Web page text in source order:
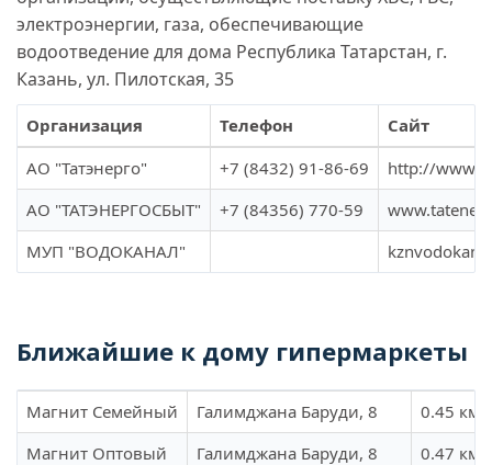
электроэнергии, газа, обеспечивающие
водоотведение для дома Республика Татарстан, г.
Казань, ул. Пилотская, 35
Организация Телефон
Сайт
АО "Татэнерго"
+7 (8432) 91-86-69
http://
АО "ТАТЭНЕРГОСБЫТ"
+7 (84356) 770-59
МУП "ВОДОКАНАЛ"
Ближайшие к дому гипермаркеты
Магнит Семейный Галимджана Баруди, 8
0.45 км
Магнит Оптовый
Галимджана Баруди, 8
0.47 км